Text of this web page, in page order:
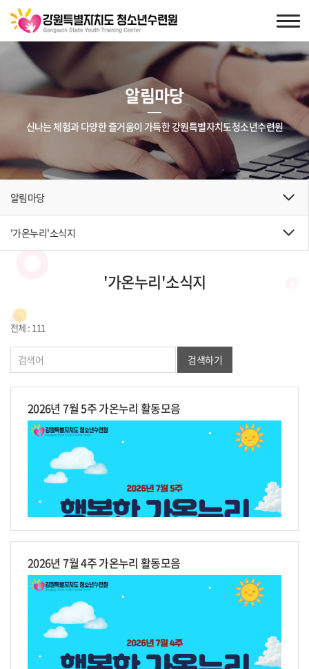
알림마당
신나는 체험과 다양한 즐거움이 가득한 강원특별자치도청소년수련원
알림마당
'가온누리'소식지
'가온누리'소식지
전체 : 111
검색하기
2026년 7월 5주 가온누리 활동모음
2026년 7월 4주 가온누리 활동모음